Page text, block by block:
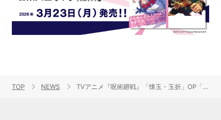
TOP NEWS TVアニメ『呪術廻戦』「懐玉・玉折」OP「青のすみか／キタニタツヤ」＆ED「燈／崎山蒼志」ノンクレジットムービーが公開！